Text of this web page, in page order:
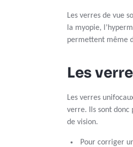
Les verres de vue
la myopie,
permettent même
Les
Les verres
verre. Ils sont donc
de vision.
Pour corriger